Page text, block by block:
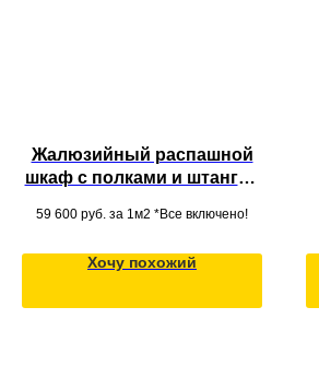
Жалюзийный распашной
шкаф с полками и штангой
одежды в современном
59 600 руб. за 1м2 *Все включено!
Хочу похожий